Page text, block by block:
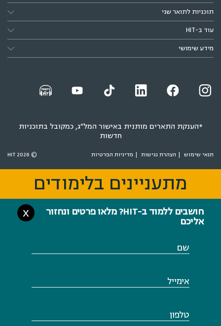
תוכניות לתואר שני
עוד ב-HIT
מידע שימושי
*הענקת התארים מותנית באישור המל״ג, כמקובל בתוכניות
חדשות
תנאי שימוש הצהרת נגישות מדיניות הפרטיות © 2026 HIT
מתעניינים בלימודים
חושבים ללמוד ב-HIT? מלאו פרטים ונחזור
אליכם
X
שם
אימייל
טלפון
מתעניינים בלימודים